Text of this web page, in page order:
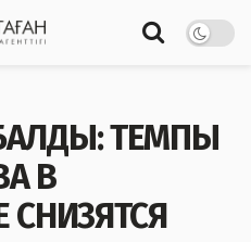
ТЕМПЫ
В
СНИЗЯТСЯ